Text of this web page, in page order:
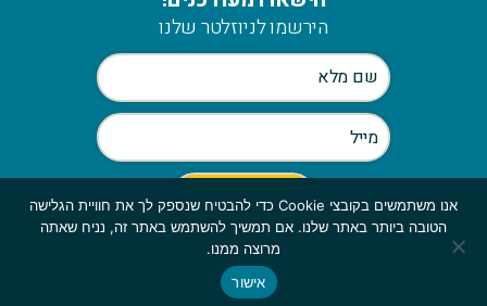
הירשמו לניוזלטר שלנו
Scroll
to
אנו משתמשים בקובצי Cookie כדי להבטיח שנספק לך את חוויית הגלישה
הטובה ביותר באתר שלנו. אם תמשיך להשתמש באתר זה, נניח שאתה
מרוצה ממנו.
אישור